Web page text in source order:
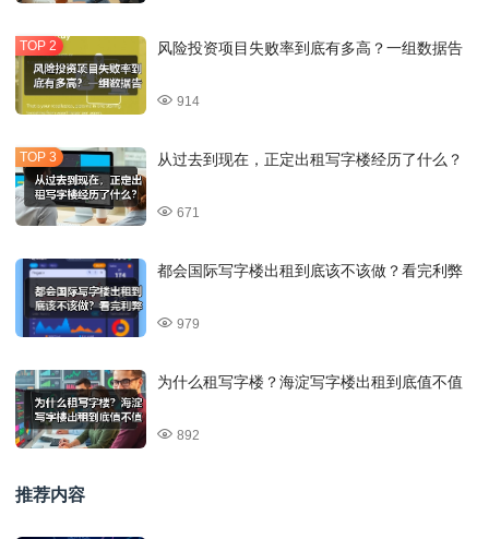
风险投资项目失败率到底有多高？一组数据告
914
从过去到现在，正定出租写字楼经历了什么？
671
都会国际写字楼出租到底该不该做？看完利弊
979
为什么租写字楼？海淀写字楼出租到底值不值
892
推荐内容